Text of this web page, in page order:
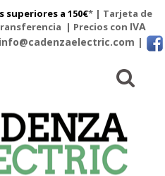
superiores a 150€* | Tarjeta de
| Precios con IVA
|